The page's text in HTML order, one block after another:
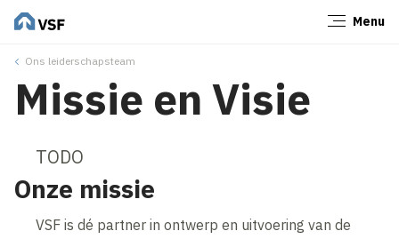
Menu
Ons leiderschapsteam
Missie en Visie
TODO
Onze missie
VSF is dé partner in ontwerp en uitvoering van de
Sluiten